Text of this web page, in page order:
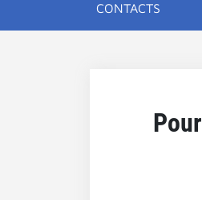
CONTACTS